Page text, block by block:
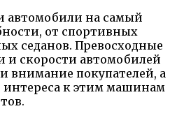
автомобили на самый
от спортивных
седанов. Превосходные
и скорости автомобилей
внимание покупателей, а
интереса к этим машинам